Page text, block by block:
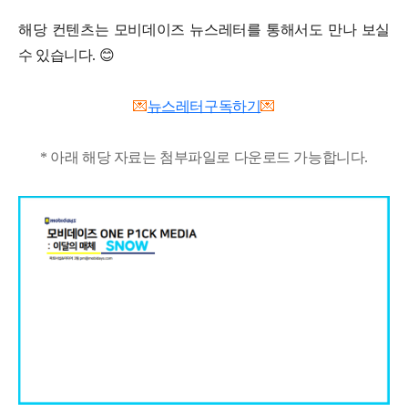
해당 컨텐츠는 모비데이즈 뉴스레터를 통해서도 만나 보실
수 있습니다. 😊
💌뉴스레터구독하기 💌
* 아래 해당 자료는 첨부파일로 다운로드 가능합니다.